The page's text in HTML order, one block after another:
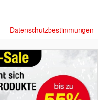
Datenschutzbestimmungen